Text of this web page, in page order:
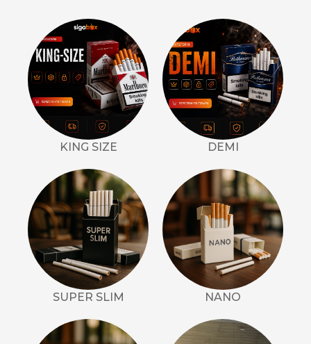
KING SIZE DEMI
SUPER SLIM NANO